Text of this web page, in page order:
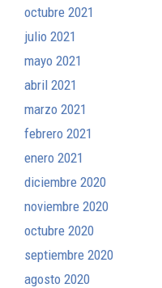
octubre 2021
julio 2021
mayo 2021
abril 2021
marzo 2021
febrero 2021
enero 2021
diciembre 2020
noviembre 2020
octubre 2020
septiembre 2020
agosto 2020